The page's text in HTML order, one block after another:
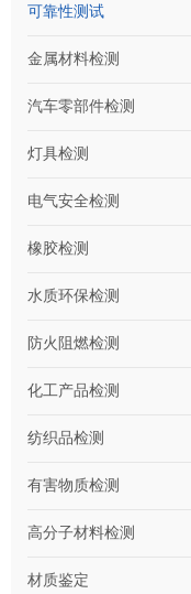
可靠性测试
金属材料检测
汽车零部件检测
灯具检测
电气安全检测
橡胶检测
水质环保检测
防火阻燃检测
化工产品检测
纺织品检测
有害物质检测
高分子材料检测
材质鉴定